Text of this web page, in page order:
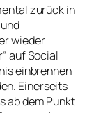
zurück in
wieder
auf Social
einbrennen
Einerseits
ab dem Punkt